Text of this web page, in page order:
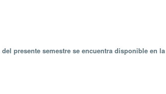
presente semestre se encuentra disponible en la